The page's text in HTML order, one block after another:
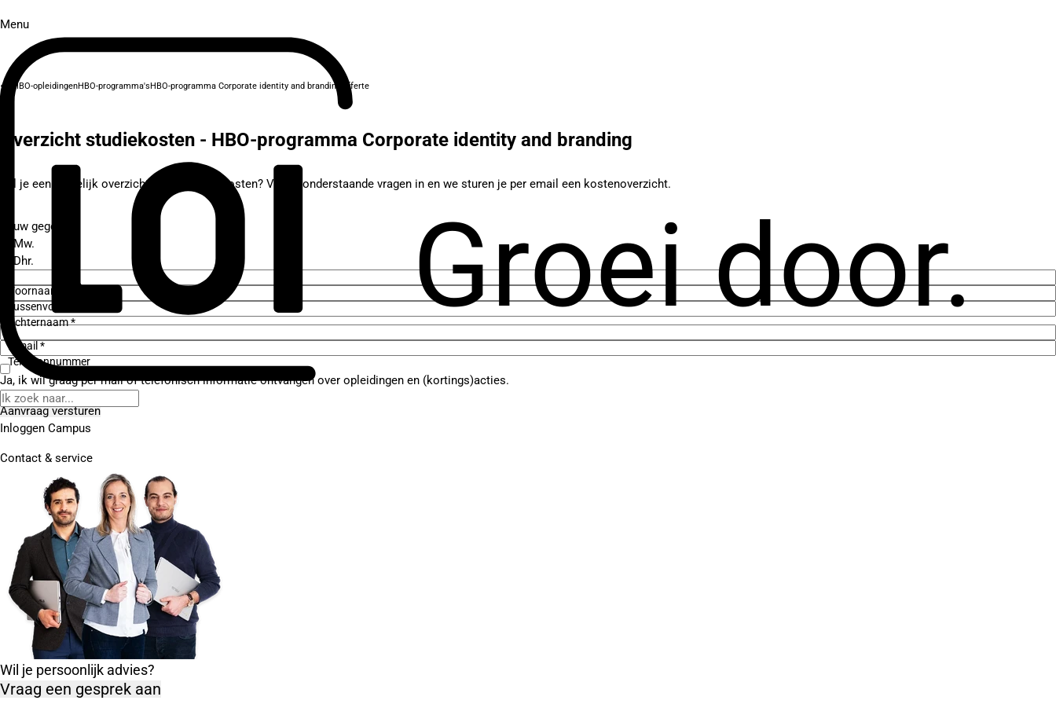
Menu
Groei door.
Inloggen Campus
Contact & service
HBO-opleidingenHBO-programma'sHBO-programma Corporate identity and branding Offerte
Overzicht studiekosten - HBO-programma Corporate identity and branding
Wil je een duidelijk overzicht van de studiekosten? Vul de onderstaande vragen in en we sturen je per email een kostenoverzicht.
Jouw gegevens
Mw.
Dhr.
Voornaam *
Tussenvoegsel
Achternaam *
E-mail *
Telefoonnummer
Ja, ik wil graag per mail of telefonisch informatie ontvangen over opleidingen en (kortings)acties.
Wil je persoonlijk advies?
Vraag een gesprek aan